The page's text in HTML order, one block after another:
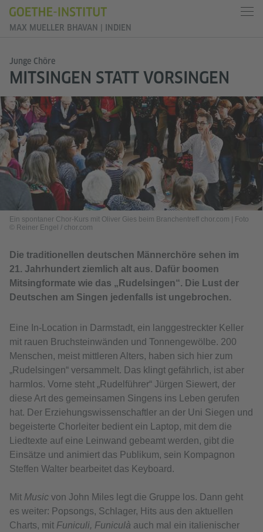
MAX MUELLER BHAVAN | INDIEN
Junge Chöre
MITSINGEN STATT VORSINGEN
Ein spontaner Chor-Kurs mit Oliver Gies beim Branchentreff chor.com
Foto
© Reiner Engel / chor.com
Die traditionellen deutschen Männerchöre sehen im
21. Jahrhundert ziemlich alt aus. Dafür boomen
Mitsingformate wie das „Rudelsingen“. Die Lust der
Deutschen am Singen jedenfalls ist ungebrochen.
Eine In-Location in Darmstadt, ein langgestreckter Keller
mit rauen Bruchsteinwänden und Tonnengewölbe. 200
Menschen, meist mittleren Alters, haben sich hier zum
„Rudelsingen“ versammelt. Das klingt gefährlich, ist aber
harmlos. Vorne steht „Rudelführer“ Jürgen Siewert, der
diese Art des gemeinsamen Singens ins Leben gerufen
hat. Der Erziehungswissenschaftler an der Uni Siegen und
begeisterte Chorleiter bedient ein Laptop, mit dem die
Liedtexte auf eine Leinwand gebeamt werden, gibt die
Einsätze und animiert das Publikum, sein Kompagnon
Steffen Walter bearbeitet das Keyboard.
Mit Music von John Miles legt die Gruppe los. Dann geht
es weiter: Popsongs, Schlager, Hits aus den aktuellen
Charts, mit Funiculi, Funiculà auch mal ein italienischer